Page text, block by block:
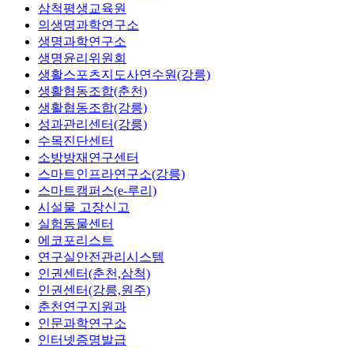
삼척평생교육원
의생명과학연구소
생명과학연구소
생명윤리위원회
생활스포츠지도사연수원(강릉)
생활협동조합(춘천)
생활협동조합(강릉)
성과관리센터(강릉)
수목진단센터
소방방재연구센터
스마트인프라연구소(강릉)
스마트캠퍼스(e-루리)
시설물 고장신고
실험동물센터
에코포리스트
연구실안전관리시스템
인권센터(춘천,삼척)
인권센터(강릉,원주)
춘천연구지원과
인문과학연구소
인터넷증명발급